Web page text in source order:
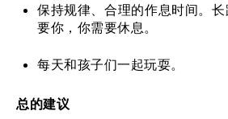
保持规律、合理的作息时间。
要你，你需要休息。
每天和孩子们一起玩耍。
总的建议